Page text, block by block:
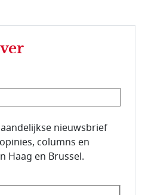
nieuwsbrief
columns en
Haag en Brussel.